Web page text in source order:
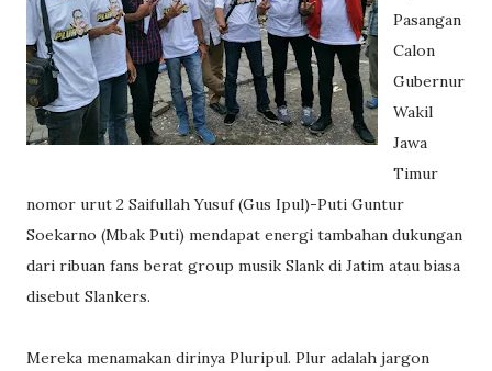
Pasangan
Calon
Gubernur
Wakil
Jawa
Timur
nomor urut 2 Saifullah Yusuf (Gus Ipul)-Puti Guntur
Soekarno (Mbak Puti) mendapat energi tambahan dukungan
dari ribuan fans berat group musik Slank di Jatim atau biasa
disebut Slankers.
Mereka menamakan dirinya Pluripul. Plur adalah jargon